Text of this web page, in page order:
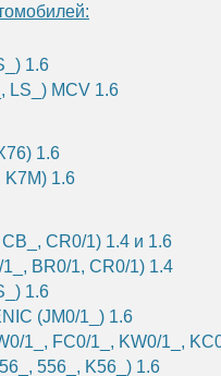
1.6
LS_) MCV 1.6
1.6
K7M) 1.6
CR0/1) 1.4 и 1.6
BR0/1, CR0/1) 1.4
1.6
(JM0/1_) 1.6
1_, FC0/1_, KW0/1_,
556_, K56_) 1.6